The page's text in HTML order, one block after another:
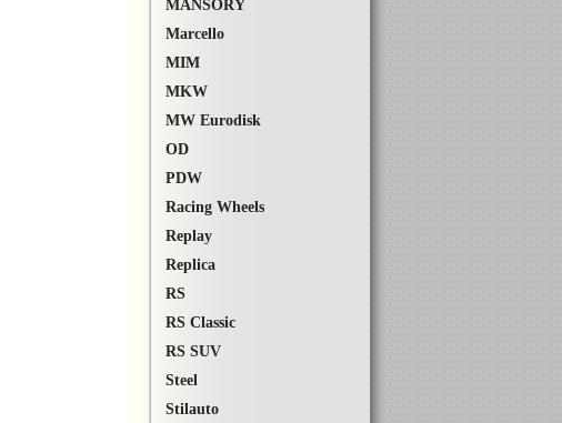
MANSОRY
Marcello
MIM
MKW
MW Eurodisk
OD
PDW
Racing Wheels
Replay
Replica
RS
RS Classic
RS SUV
Steel
Stilauto